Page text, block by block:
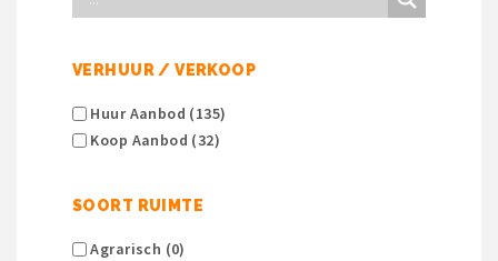
VERHUUR / VERKOOP
Huur Aanbod (135)
Koop Aanbod (32)
SOORT RUIMTE
Agrarisch (0)